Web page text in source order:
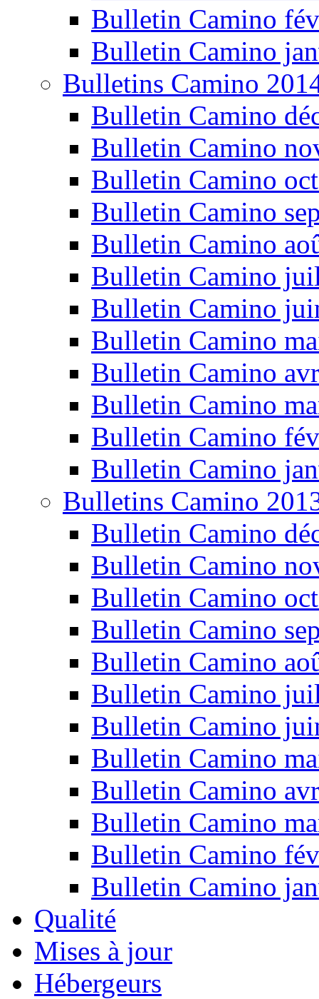
Bulletin Camino
Bulletin Camino
Bulletins Camino
Bulletin Camino
Bulletin Camino
Bulletin Camino
Bulletin Camino
Bulletin Camino
Bulletin Camino
Bulletin Camino
Bulletin Camino
Bulletin Camino
Bulletin Camino
Bulletin Camino
Bulletin Camino
Bulletins Camino
Bulletin Camino
Bulletin Camino
Bulletin Camino
Bulletin Camino
Bulletin Camino
Bulletin Camino
Bulletin Camino
Bulletin Camino
Bulletin Camino
Bulletin Camino
Bulletin Camino
Bulletin Camino
Qualité
Mises à jour
Hébergeurs